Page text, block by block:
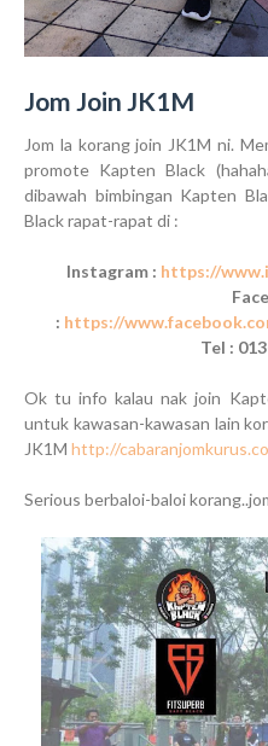
Jom Join JK1M
Jom la korang join JK1M ni.
promote Kapten Black
dibawah bimbingan Kapten
Black rapat-rapat di :
Instagram : https://
: https://
Tel :
Ok tu info kalau nak join
untuk kawasan-kawasan lain
JK1M http://
Serious berbaloi-baloi